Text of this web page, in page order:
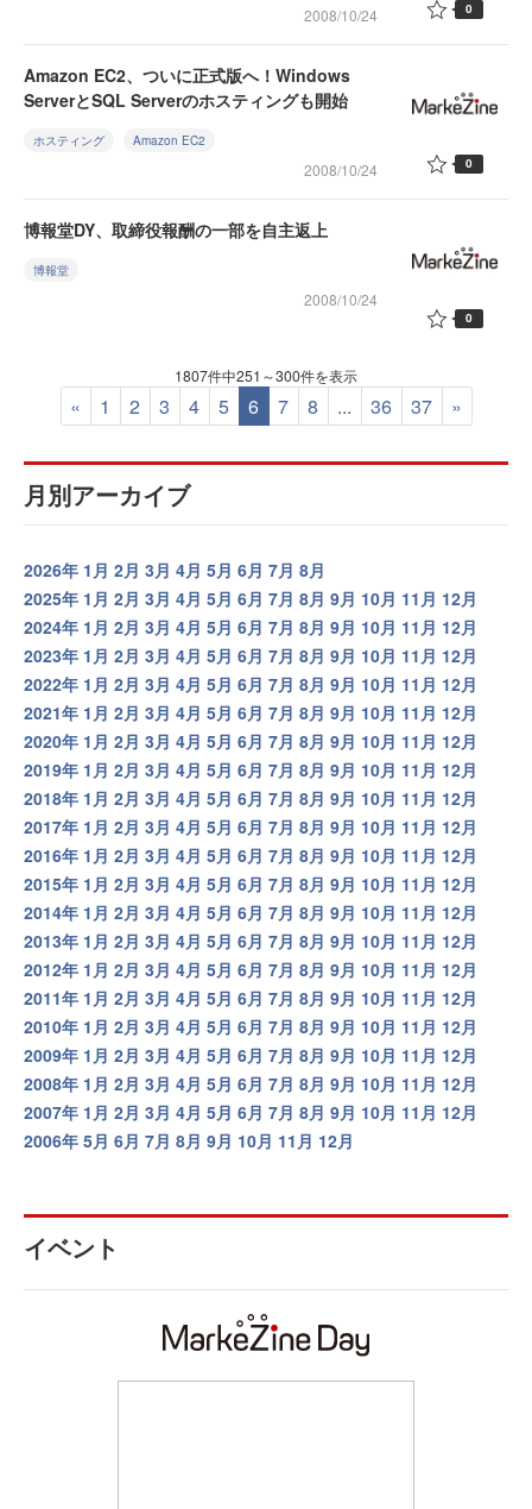
2008/10/24 0
Amazon EC2、ついに正式版へ！Windows
ServerとSQL Serverのホスティングも開始
ホスティング Amazon EC2
2008/10/24 0
博報堂DY、取締役報酬の一部を自主返上
博報堂
2008/10/24
0
1807件中251～300件を表示
« 1 2 3 4 5 6 7 8 ... 36 37 »
月別アーカイブ
2026年 1月 2月 3月 4月 5月 6月 7月 8月
2025年 1月 2月 3月 4月 5月 6月 7月 8月 9月 10月 11月 12月
2024年 1月 2月 3月 4月 5月 6月 7月 8月 9月 10月 11月 12月
2023年 1月 2月 3月 4月 5月 6月 7月 8月 9月 10月 11月 12月
2022年 1月 2月 3月 4月 5月 6月 7月 8月 9月 10月 11月 12月
2021年 1月 2月 3月 4月 5月 6月 7月 8月 9月 10月 11月 12月
2020年 1月 2月 3月 4月 5月 6月 7月 8月 9月 10月 11月 12月
2019年 1月 2月 3月 4月 5月 6月 7月 8月 9月 10月 11月 12月
2018年 1月 2月 3月 4月 5月 6月 7月 8月 9月 10月 11月 12月
2017年 1月 2月 3月 4月 5月 6月 7月 8月 9月 10月 11月 12月
2016年 1月 2月 3月 4月 5月 6月 7月 8月 9月 10月 11月 12月
2015年 1月 2月 3月 4月 5月 6月 7月 8月 9月 10月 11月 12月
2014年 1月 2月 3月 4月 5月 6月 7月 8月 9月 10月 11月 12月
2013年 1月 2月 3月 4月 5月 6月 7月 8月 9月 10月 11月 12月
2012年 1月 2月 3月 4月 5月 6月 7月 8月 9月 10月 11月 12月
2011年 1月 2月 3月 4月 5月 6月 7月 8月 9月 10月 11月 12月
2010年 1月 2月 3月 4月 5月 6月 7月 8月 9月 10月 11月 12月
2009年 1月 2月 3月 4月 5月 6月 7月 8月 9月 10月 11月 12月
2008年 1月 2月 3月 4月 5月 6月 7月 8月 9月 10月 11月 12月
2007年 1月 2月 3月 4月 5月 6月 7月 8月 9月 10月 11月 12月
2006年 5月 6月 7月 8月 9月 10月 11月 12月
イベント